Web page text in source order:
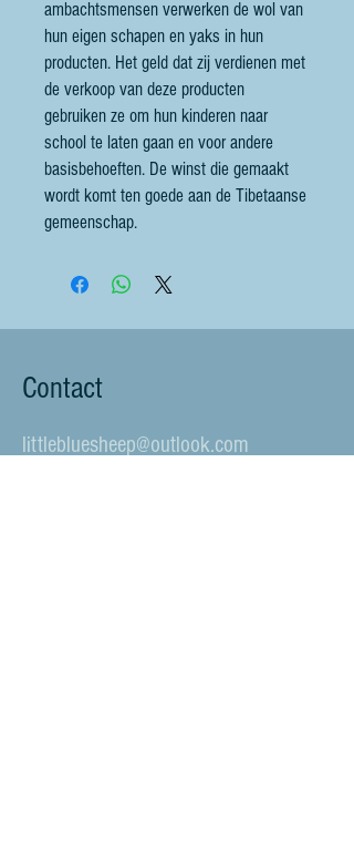
ambachtsmensen verwerken de wol van
hun eigen schapen en yaks in hun
producten. Het geld dat zij verdienen met
de verkoop van deze producten
gebruiken ze om hun kinderen naar
school te laten gaan en voor andere
basisbehoeften. De winst die gemaakt
wordt komt ten goede aan de Tibetaanse
gemeenschap.
Contact
littlebluesheep@outlook.com